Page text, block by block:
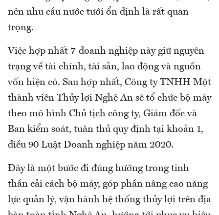
nên nhu cầu nước tưới ổn định là rất quan
trọng.
Việc hợp nhất 7 doanh nghiệp này giữ nguyên
trạng về tài chính, tài sản, lao động và nguồn
vốn hiện có. Sau hợp nhất, Công ty TNHH Một
thành viên Thủy lợi Nghệ An sẽ tổ chức bộ máy
theo mô hình Chủ tịch công ty, Giám đốc và
Ban kiểm soát, tuân thủ quy định tại khoản 1,
điều 90 Luật Doanh nghiệp năm 2020.
Đây là một bước đi đúng hướng trong tinh
thần cải cách bộ máy, góp phần nâng cao năng
lực quản lý, vận hành hệ thống thủy lợi trên địa